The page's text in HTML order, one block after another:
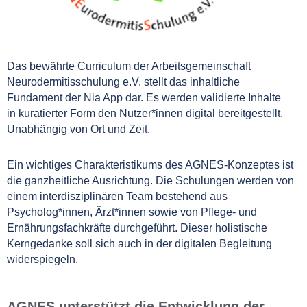
Das bewährte Curriculum der Arbeitsgemeinschaft
Neurodermitisschulung e.V. stellt das inhaltliche
Fundament der Nia App dar. Es werden validierte Inhalte
in kuratierter Form den Nutzer*innen digital bereitgestellt.
Unabhängig von Ort und Zeit.
Ein wichtiges Charakteristikums des AGNES-Konzeptes ist
die ganzheitliche Ausrichtung. Die Schulungen werden von
einem interdisziplinären Team bestehend aus
Psycholog*innen, Ärzt*innen sowie von Pflege- und
Ernährungsfachkräfte durchgeführt. Dieser holistische
Kerngedanke soll sich auch in der digitalen Begleitung
widerspiegeln.